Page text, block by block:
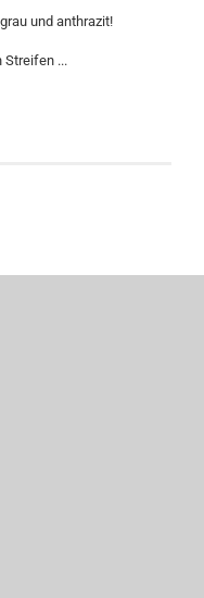
und anthrazit!
Streifen ...